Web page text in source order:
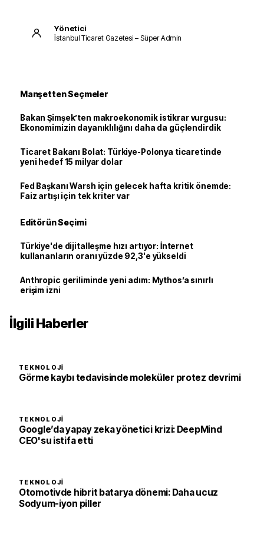
Yönetici
İstanbul Ticaret Gazetesi – Süper Admin
Manşetten Seçmeler
Bakan Şimşek’ten makroekonomik istikrar vurgusu:
Ekonomimizin dayanıklılığını daha da güçlendirdik
Ticaret Bakanı Bolat: Türkiye-Polonya ticaretinde
yeni hedef 15 milyar dolar
Fed Başkanı Warsh için gelecek hafta kritik önemde:
Faiz artışı için tek kriter var
Editörün Seçimi
Türkiye'de dijitalleşme hızı artıyor: İnternet
kullananların oranı yüzde 92,3'e yükseldi
Anthropic geriliminde yeni adım: Mythos’a sınırlı
erişim izni
İlgili Haberler
TEKNOLOJI
Görme kaybı tedavisinde moleküler protez devrimi
TEKNOLOJI
Google’da yapay zeka yönetici krizi: DeepMind
CEO'su istifa etti
TEKNOLOJI
Otomotivde hibrit batarya dönemi: Daha ucuz
Sodyum-iyon piller